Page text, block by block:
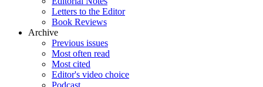
Letters to the Editor
Book Reviews
Archive
Previous issues
Most often read
Most cited
Editor's video choice